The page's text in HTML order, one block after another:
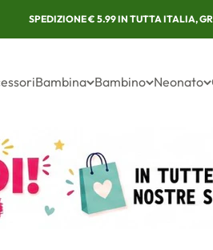
SPEDIZIONE € 5.99 IN TUTTA ITALIA,
Bambina Bambino Neonato